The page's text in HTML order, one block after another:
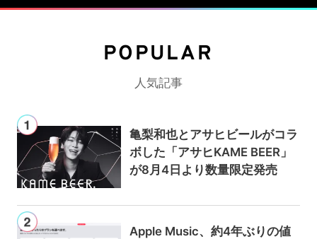
POPULAR
人気記事
亀梨和也とアサヒビールがコラ
ボした「アサヒKAME BEER」
が8月4日より数量限定発売
Apple Music、約4年ぶりの値